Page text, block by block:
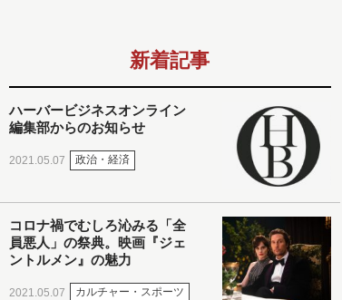
新着記事
ハーバービジネスオンライン
編集部からのお知らせ
2021.05.07 政治・経済
コロナ禍でむしろ沁みる「全
員悪人」の祭典。映画『ジェ
ントルメン』の魅力
2021.05.07 カルチャー・スポーツ